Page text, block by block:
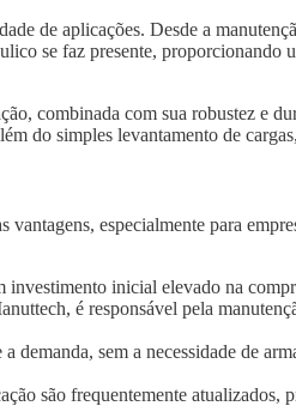
de aplicações. Desde a
se faz presente, proporcionando
combinada com sua robustez e
do simples levantamento de
especialmente para
investimento inicial elevado na
é responsável pela
demanda, sem a necessidade de
são frequentemente atualizados,